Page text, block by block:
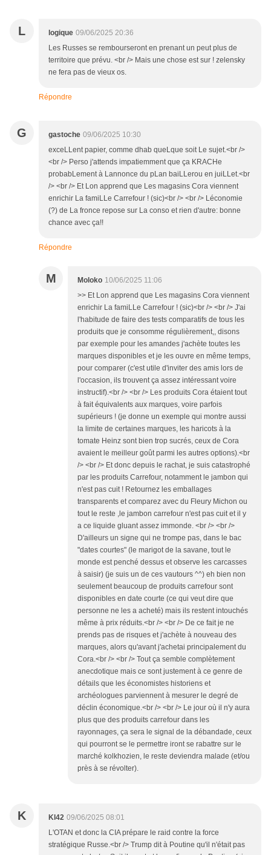
L logique 09/06/2025 20:36
Les Russes se rembourseront en prenant un peut plus de
territoire que prévu. <br /> Mais une chose est sur ! zelensky
ne fera pas de vieux os.
Répondre
G gastoche 09/06/2025 10:30
exceLLent papier, comme dhab queLque soit Le sujet.<br />
<br /> Perso j'attends impatiemment que ça KRACHe
probabLement à Lannonce du pLan baiLLerou en juiLLet.<br
/> <br /> Et Lon apprend que Les magasins Cora viennent
enrichir La famiLLe Carrefour ! (sic)<br /> <br /> Léconomie
(?) de La fronce repose sur La conso et rien d'autre: bonne
chance avec ça!!
Répondre
M Moloko 10/06/2025 11:06
>> Et Lon apprend que Les magasins Cora viennent
enrichir La famiLLe Carrefour ! (sic)<br /> <br /> J'ai
l'habitude de faire des tests comparatifs de tous les
produits que je consomme régulièrement,, disons
par exemple pour les amandes j'achète toutes les
marques disponibles et je les ouvre en même temps,
pour comparer (c'est utile d'inviter des amis lors de
l'occasion, ils trouvent ça assez intéressant voire
instructif).<br /> <br /> Les produits Cora étaient tout
à fait équivalents aux marques, voire parfois
supérieurs ! (je donne un exemple qui montre aussi
la limite de certaines marques, les haricots à la
tomate Heinz sont bien trop sucrés, ceux de Cora
avaient le meilleur goût parmi les autres options).<br
/> <br /> Et donc depuis le rachat, je suis catastrophé
par les produits Carrefour, notamment le jambon qui
n'est pas cuit ! Retournez les emballages
transparents et comparez avec du Fleury Michon ou
tout le reste ,le jambon carrefour n'est pas cuit et il y
a ce liquide gluant assez immonde. <br /> <br />
D'ailleurs un signe qui ne trompe pas, dans le bac
"dates courtes" (le marigot de la savane, tout le
monde est penché dessus et observe les carcasses
à saisir) (je suis un de ces vautours ^^) eh bien non
seulement beaucoup de produits carrefour sont
disponibles en date courte (ce qui veut dire que
personne ne les a acheté) mais ils restent intouchés
même à prix réduits.<br /> <br /> De ce fait je ne
prends pas de risques et j'achète à nouveau des
marques, alors qu'avant j'achetai principalement du
Cora.<br /> <br /> Tout ça semble complètement
anecdotique mais ce sont justement à ce genre de
détails que les économistes historiens et
archéologues parviennent à mesurer le degré de
déclin économique.<br /> <br /> Le jour où il n'y aura
plus que des produits carrefour dans les
rayonnages, ça sera le signal de la débandade, ceux
qui pourront se le permettre iront se rabattre sur le
marché kolkhozien, le reste deviendra malade (et/ou
près à se révolter).
K Kl42 09/06/2025 08:01
L'OTAN et donc la CIA prépare le raid contre la force
stratégique Russe.<br /> Trump dit à Poutine qu'il n'était pas